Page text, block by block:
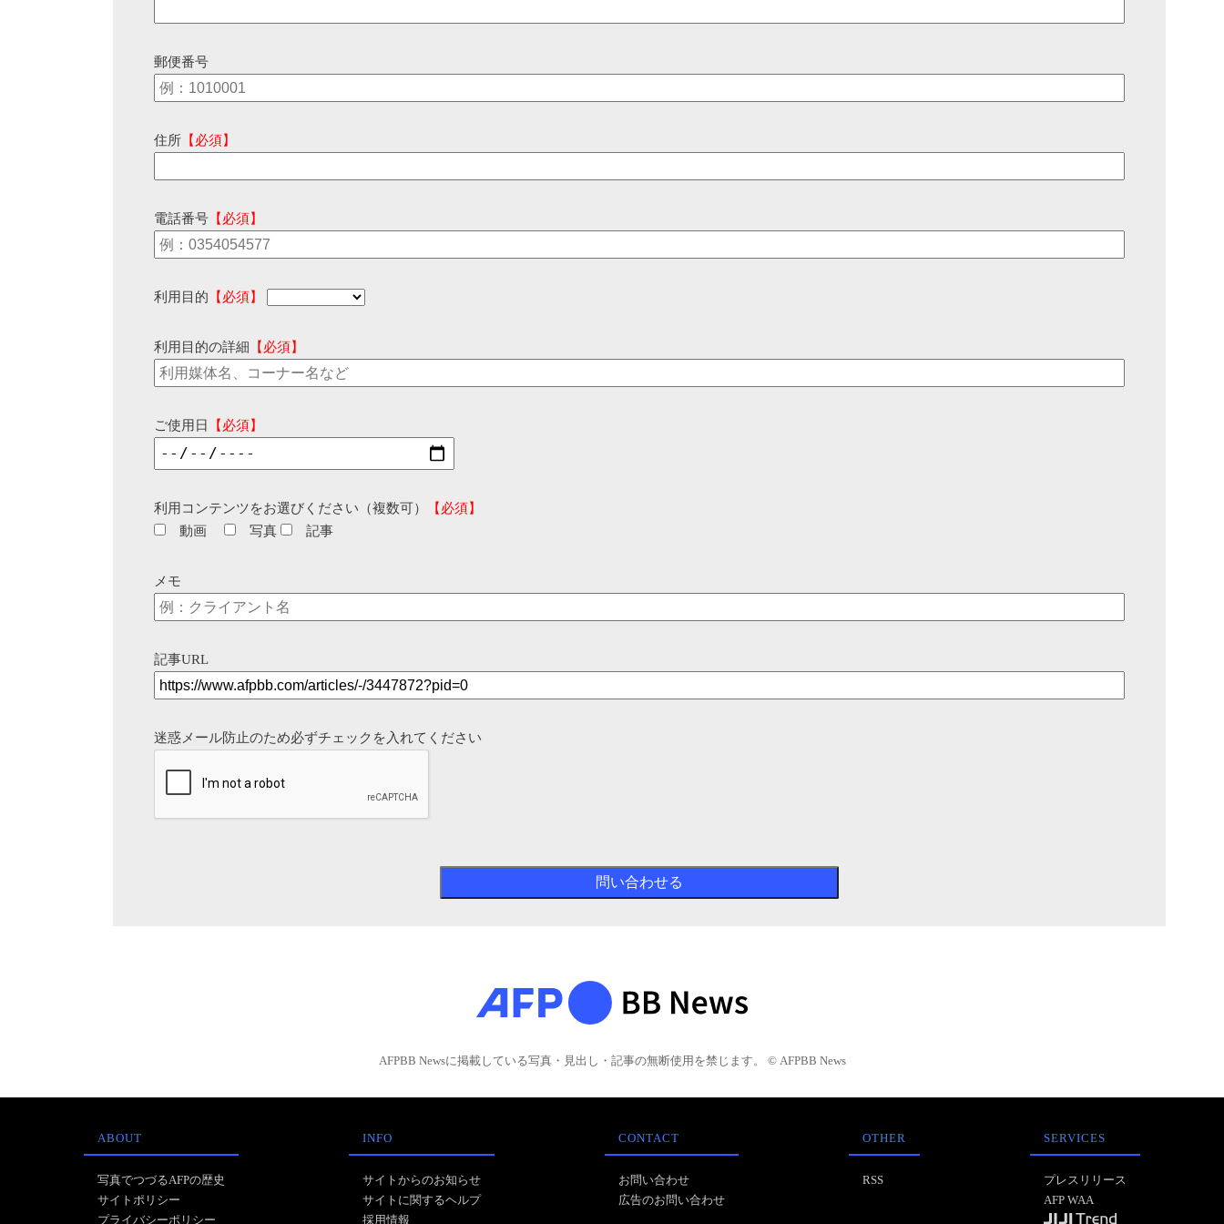
郵便番号
住所 【必須】
電話番号 【必須】
利用目的 【必須】
利用目的の詳細 【必須】
ご使用日 【必須】
利用コンテンツをお選びください（複数可）
【必須】
動画
写真 記事
メモ
記事URL
迷惑メール防止のため必ずチェックを入れてください
AFPBB Newsに掲載している写真・見出し・記事の無断使用を禁じます。 © AFPBB News
ABOUT
写真でつづるAFPの歴史
サイトポリシー
プライバシーポリシー
INFO
サイトからのお知らせ
サイトに関するヘルプ
採用情報
CONTACT
お問い合わせ
広告のお問い合わせ
OTHER
RSS
SERVICES
プレスリリース
AFP WAA